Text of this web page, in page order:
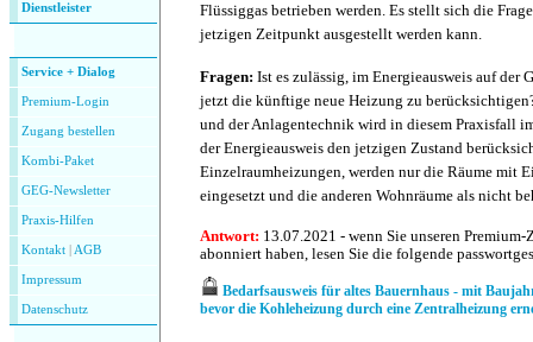
Dienstleister
Service + Dialog
Premium-Login
Zugang bestellen
Kombi-Paket
GEG-Newsletter
Praxis-Hilfen
Kontakt AGB
Impressum
Datenschutz
Flüssiggas betrieben werden. Es stellt sich die
jetzigen Zeitpunkt ausgestellt werden kann.
Fragen: Ist es zulässig, im Energieausweis auf der
jetzt die künftige neue Heizung zu
und der Anlagentechnik wird in diesem Praxisfall
der Energieausweis den jetzigen Zustand
Einzelraumheizungen, werden nur die Räume mit
eingesetzt und die anderen Wohnräume als nicht
Antwort: 13.07.2021 - wenn Sie unseren
abonniert haben, lesen Sie die folgende
Bedarfsausweis für altes Bauernhaus - mit
bevor die Kohleheizung durch eine Zentralheizung